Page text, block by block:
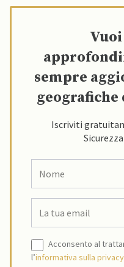
sempre
geografiche
Iscriviti
Acconsento al
l’informativa sulla privacy